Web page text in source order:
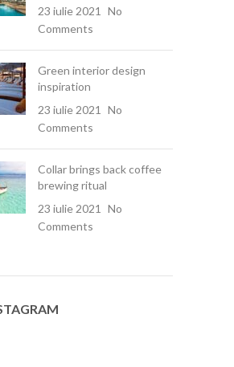
23 iulie 2021
No
Comments
Green interior design
inspiration
23 iulie 2021
No
Comments
Collar brings back coffee
brewing ritual
23 iulie 2021
No
Comments